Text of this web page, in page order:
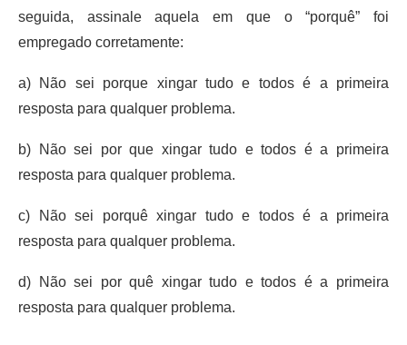
seguida, assinale aquela em que o “porquê” foi
empregado corretamente:
a) Não sei porque xingar tudo e todos é a primeira
resposta para qualquer problema.
b) Não sei por que xingar tudo e todos é a primeira
resposta para qualquer problema.
c) Não sei porquê xingar tudo e todos é a primeira
resposta para qualquer problema.
d) Não sei por quê xingar tudo e todos é a primeira
resposta para qualquer problema.